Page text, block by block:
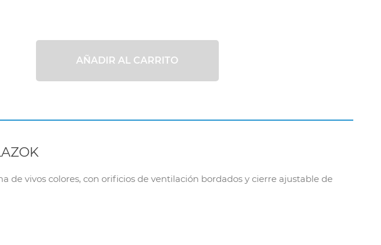
AÑADIR AL CARRITO
vivos colores, con orificios de ventilación bordados y cierre ajustable de